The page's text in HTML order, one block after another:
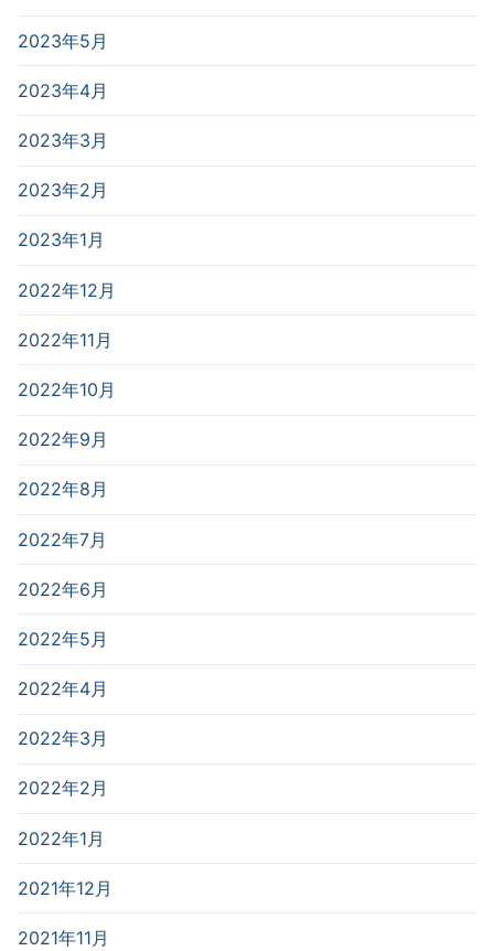
2023年5月
2023年4月
2023年3月
2023年2月
2023年1月
2022年12月
2022年11月
2022年10月
2022年9月
2022年8月
2022年7月
2022年6月
2022年5月
2022年4月
2022年3月
2022年2月
2022年1月
2021年12月
2021年11月